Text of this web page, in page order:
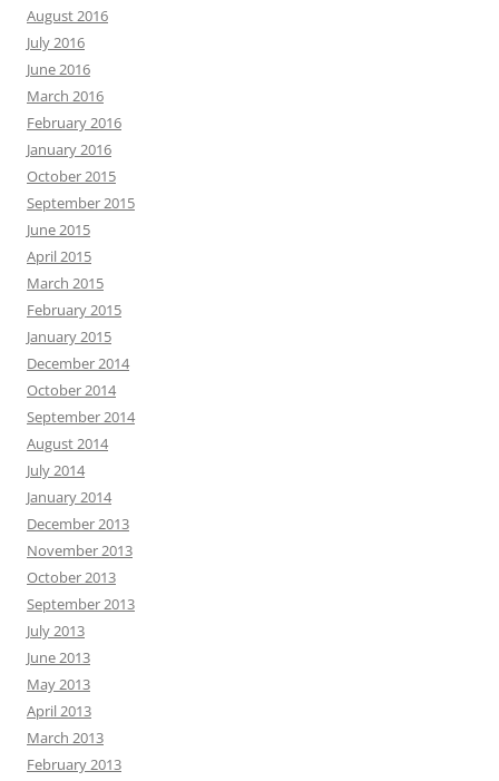
August 2016
July 2016
June 2016
March 2016
February 2016
January 2016
October 2015
September 2015
June 2015
April 2015
March 2015
February 2015
January 2015
December 2014
October 2014
September 2014
August 2014
July 2014
January 2014
December 2013
November 2013
October 2013
September 2013
July 2013
June 2013
May 2013
April 2013
March 2013
February 2013